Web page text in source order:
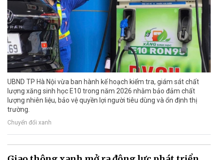
UBND TP Hà Nội vừa ban hành kế hoạch kiểm tra, giám sát chất
lượng xăng sinh học E10 trong năm 2026 nhằm bảo đảm chất
lượng nhiên liệu, bảo vệ quyền lợi người tiêu dùng và ổn định thị
trường.
Chuyển đổi xanh